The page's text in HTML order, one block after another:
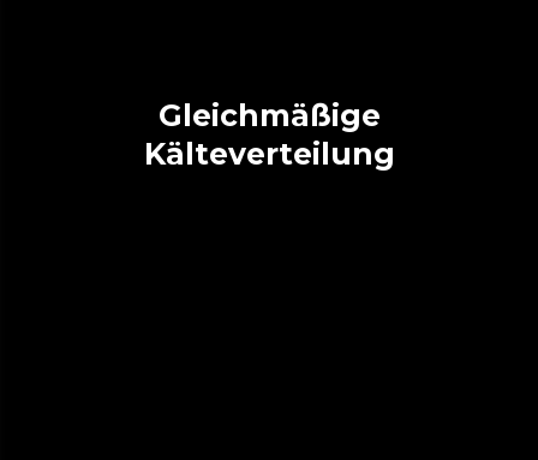
Gleichmäßige
Kälteverteilung